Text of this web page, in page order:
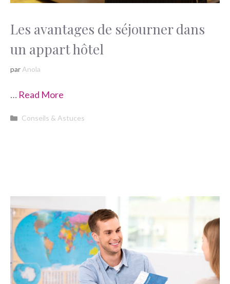
Les avantages de séjourner dans
un appart hôtel
par Anola
… Read More
Catégories
Conseils & Astuces